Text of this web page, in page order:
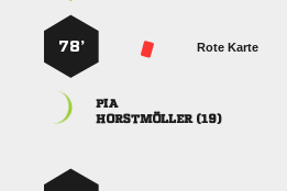
Rote Karte
78’

 